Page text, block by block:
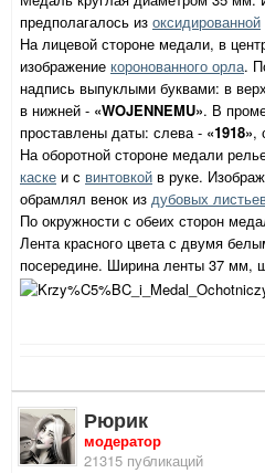
предполагалось из оксидированной
На лицевой стороне медали, в
изображение коронованного орла.
надпись выпуклыми буквами: в
в нижней - «WOJENNEMU». В
проставлены даты: слева - «1918»,
На оборотной стороне медали
каске и с винтовкой в руке.
обрамлял венок из дубовых
По окружности с обеих сторон
Лента красного цвета с двумя
посередине. Ширина ленты 37 мм,
Рюрик
модератор
21315 публикаций